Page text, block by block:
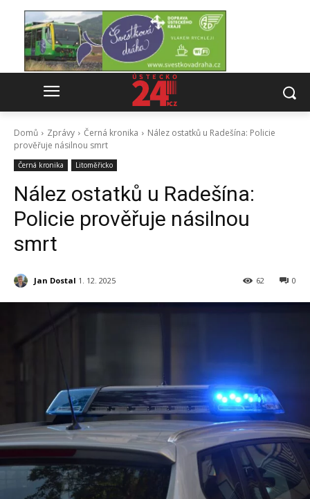
Domů Zprávy Černá kronika
Nález ostatků u Radešína: Policie
prověřuje násilnou smrt
Černá kronika Litoměřicko
Nález ostatků u Radešína:
Policie prověřuje násilnou
smrt
Jan Dostal 1. 12. 2025 0
62